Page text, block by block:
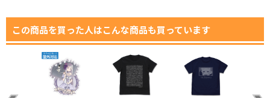
この商品を買った人はこんな商品も買っています